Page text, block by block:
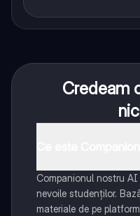
Credeam
Companionul nostru
nevoile studenților.
materiale de pe